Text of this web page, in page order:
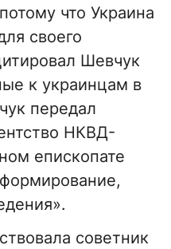
что Украина
своего
Шевчук
к украинцам в
передал
НКВД-
епископате
советник